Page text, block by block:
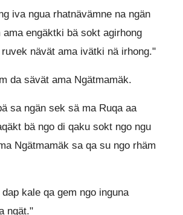
iva ngua rhatnävämne na ngän
engäktki bä sokt agirhong
nävät ama ivätki nä irhong."
da sävät ama Ngätmamäk.
sa ngän sek sä ma Ruqa aa
bä ngo di qaku sokt ngo ngu
Ngätmamäk sa qa su ngo rhäm
kale qa gem ngo inguna
ngät."